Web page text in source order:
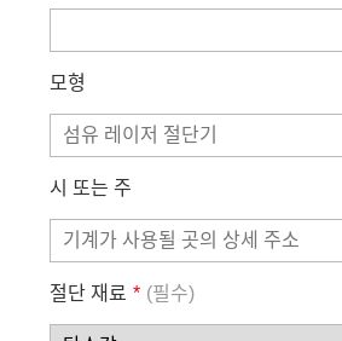
모형
시 또는 주
절단 재료 * (필수)